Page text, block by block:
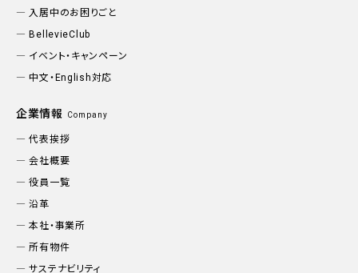
入居中のお困りごと
BellevieClub
イベント・キャンペーン
中文・English対応
企業情報 Company
代表挨拶
会社概要
役員一覧
沿革
本社・事業所
所有物件
サステナビリティ